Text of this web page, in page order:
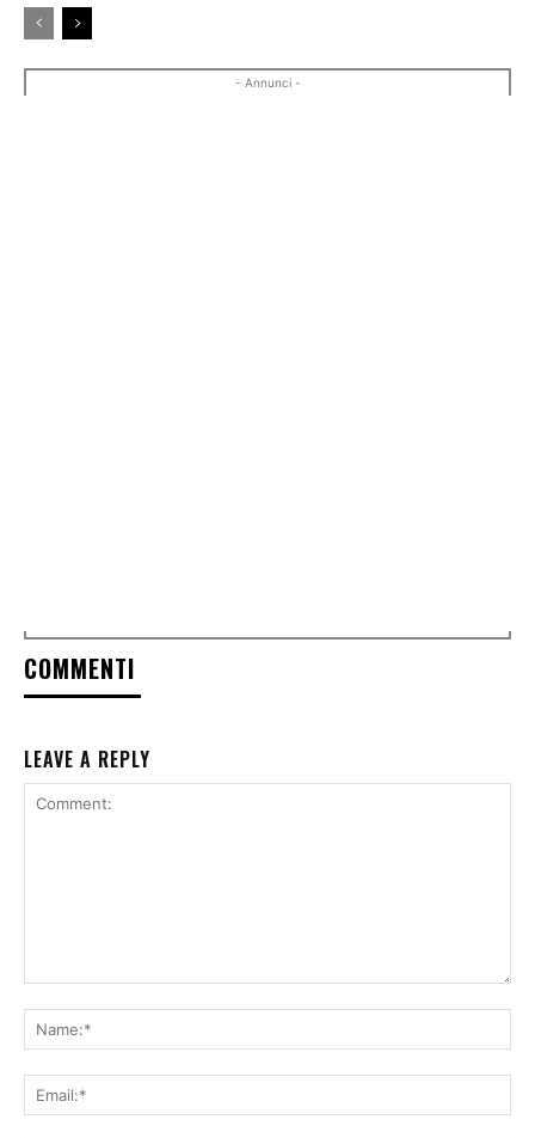
- Annunci -
COMMENTI
LEAVE A REPLY